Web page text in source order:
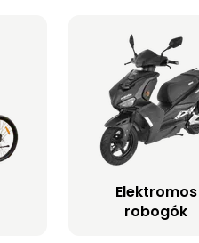
Elektromos
robogók